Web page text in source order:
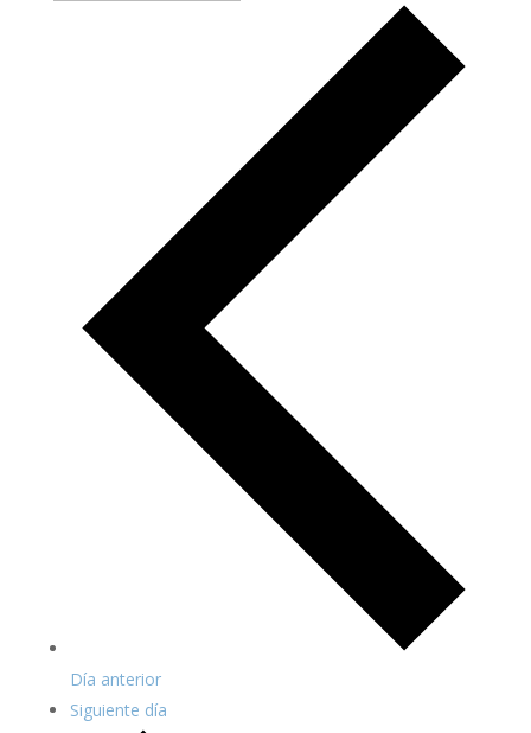
Día anterior
Siguiente día